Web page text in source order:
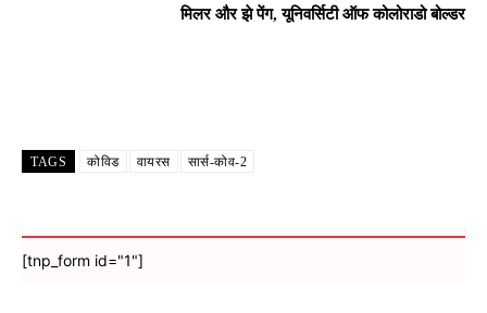
मिलर और झे पेंग, यूनिवर्सिटी ऑफ कोलोराडो बोल्डर
TAGS कोविड वायरस सार्स-कोव-2
[tnp_form id="1"]